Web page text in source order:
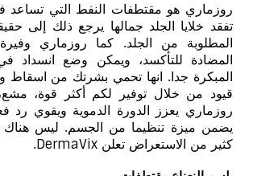
روزماري هو مقتطفات النفط التي تساعد
تفقد خلايا الجلد جمالها يرجع ذلك إلى
المطلوبة من الجلد. كما روزماري
المضادة للتأكسد، ويمكن وضع انسداد
المبكرة جدا. انها تحمي بشرتك من
قيود من خلال توفير لكم أكثر قوة،
روزماري يعزز الدورة الدموية ويقوي رد
يضمن ميزة تنظيما من الجسم. ليس
كثير من الاستعراض تعلن DermaVix.